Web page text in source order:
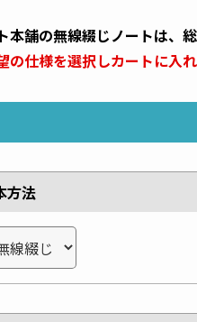
本舗の無線綴じノートは、
の仕様を選択しカートに入れ
方法